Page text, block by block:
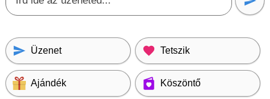
Üzenet Tetszik
Ajándék Köszöntő